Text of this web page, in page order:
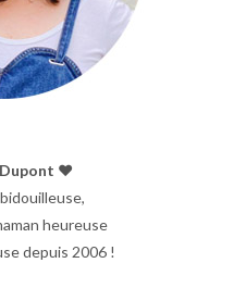
♥︎
heureuse
depuis 2006 !